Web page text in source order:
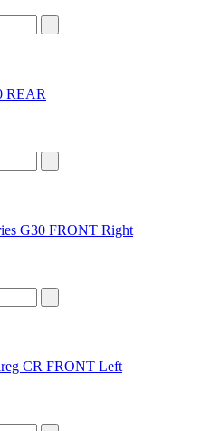
REAR
G30 FRONT Right
CR FRONT Left